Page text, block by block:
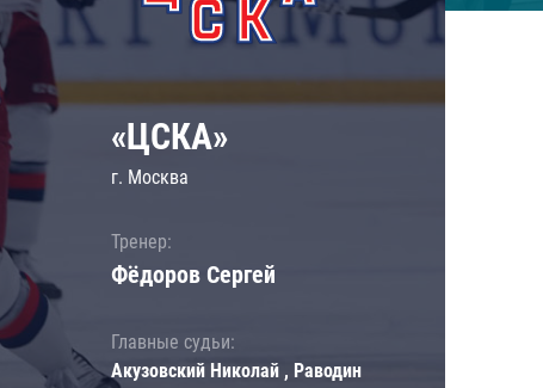
«ЦСКА»
г. Москва
Тренер:
Фёдоров Сергей
Главные судьи:
Акузовский Николай , Раводин